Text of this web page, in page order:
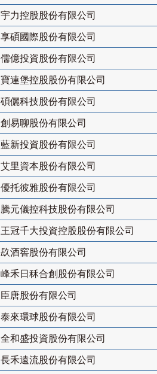
宇力控股股份有限公司
享碩國際股份有限公司
儒億投資股份有限公司
寶連堡控股股份有限公司
碩儷科技股份有限公司
創易聊股份有限公司
藍新投資股份有限公司
艾里資本股份有限公司
優托彼雅股份有限公司
騰元儀控科技股份有限公司
王冠千大投資控股股份有限公司
镹酒窖股份有限公司
峰禾日秝合創股份有限公司
臣唐股份有限公司
泰來環球股份有限公司
全和盛投資股份有限公司
長禾遠流股份有限公司